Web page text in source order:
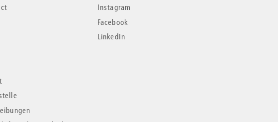
Instagram
Facebook
LinkedIn